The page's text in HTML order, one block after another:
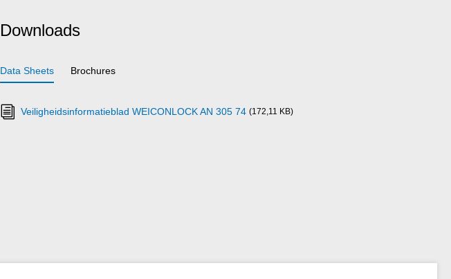
Downloads
Data Sheets Brochures
Veiligheidsinformatieblad WEICONLOCK AN 305 74 (172,11 KB)